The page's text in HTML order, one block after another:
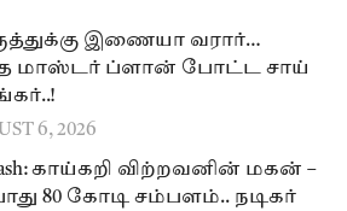
இணையா வரார்…
மாஸ்டர் ப்ளான் போட்ட சாய்
6, 2026
காய்கறி விற்றவனின் மகன் –
80 கோடி சம்பளம்.. நடிகர்